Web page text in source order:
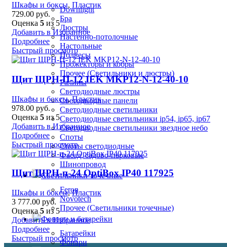
Downlight
Бра
Люстры
Настенно-потолочные
Настольные
Подвесы
Прожекторы и кобры
Прочее (Светильники и люстры)
Ралины
Светодиодные люстры
Светодиодные панели
Светодиодные светильники
Светодиодные светильники ip54, ip65, ip67
Светодиодные светильники звездное небо
Споты
Споты светодиодные
Фасад, садово-парковые
Шинопровод
Светильники точечные
Feron
Novotech
Прочее (Светильники точечные)
Фонари и батарейки
Батарейки
Фонари
Шкафы и боксы, Пластик
729.00 руб.
Оценка 5 из 5
Добавить в Избранное
Подробнее
Быстрый просмотр
Щит ЩРН-П-12 IEK MKP12-N-12-40-10
Шкафы и боксы,Пластик
978.00 руб.
Оценка 5 из 5
Добавить в Избранное
Подробнее
Быстрый просмотр
Щит ЩРН-п-24 OptiBox IP40 117925
Шкафы и боксы,Пластик
3 777.00 руб.
Оценка5 из 5
Добавить в Избранное
Подробнее
Быстрый просмотр